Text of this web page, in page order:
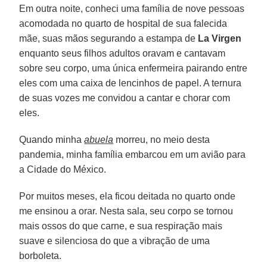
Em outra noite, conheci uma família de nove pessoas
acomodada no quarto de hospital de sua falecida
mãe, suas mãos segurando a estampa de La Virgen
enquanto seus filhos adultos oravam e cantavam
sobre seu corpo, uma única enfermeira pairando entre
eles com uma caixa de lencinhos de papel. A ternura
de suas vozes me convidou a cantar e chorar com
eles.
Quando minhaabuela morreu, no meio desta
pandemia, minha família embarcou em um avião para
a Cidade do México.
Por muitos meses, ela ficou deitada no quarto onde
me ensinou a orar. Nesta sala, seu corpo se tornou
mais ossos do que carne, e sua respiração mais
suave e silenciosa do que a vibração de uma
borboleta.